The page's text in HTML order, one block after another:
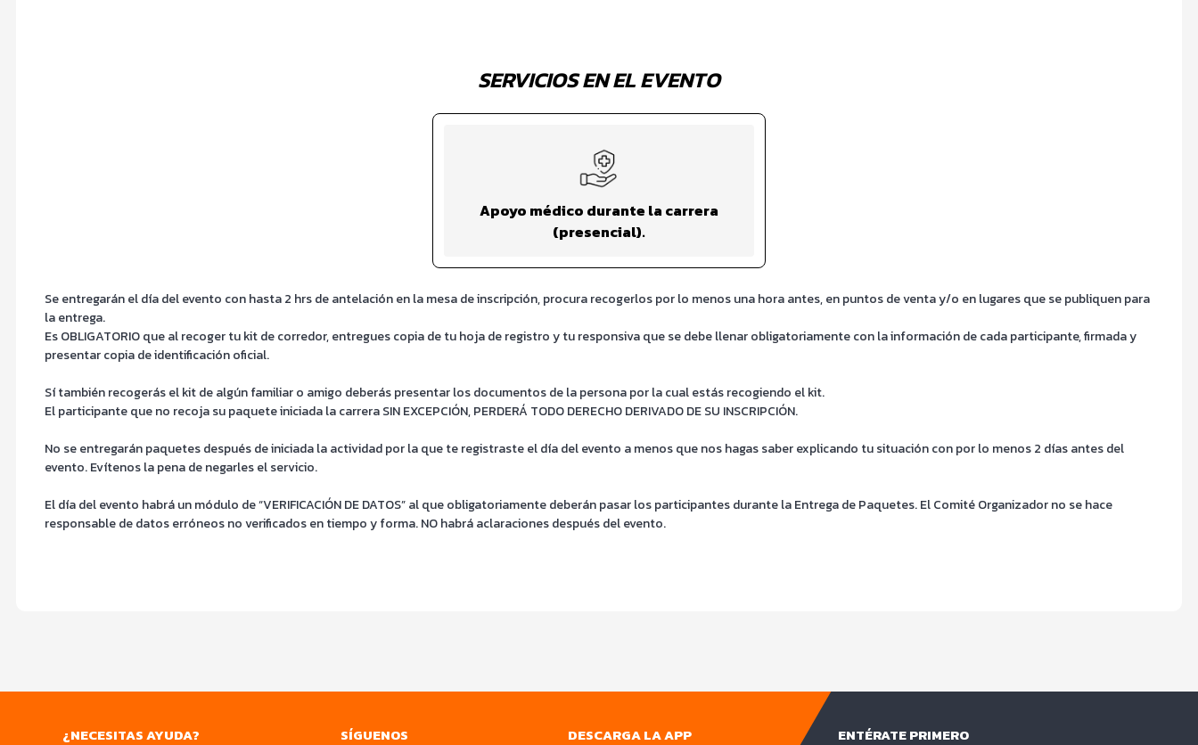
SERVICIOS EN EL EVENTO
Apoyo médico durante la carrera
(presencial).
Se entregarán el día del evento con hasta 2 hrs de antelación en la mesa de inscripción, procura recogerlos por lo menos una hora antes, en puntos de venta y/o en lugares que se publiquen para
la entrega.
Es OBLIGATORIO que al recoger tu kit de corredor, entregues copia de tu hoja de registro y tu responsiva que se debe llenar obligatoriamente con la información de cada participante, firmada y
presentar copia de identificación oficial.
Sí también recogerás el kit de algún familiar o amigo deberás presentar los documentos de la persona por la cual estás recogiendo el kit.
El participante que no recoja su paquete iniciada la carrera SIN EXCEPCIÓN, PERDERÁ TODO DERECHO DERIVADO DE SU INSCRIPCIÓN.
No se entregarán paquetes después de iniciada la actividad por la que te registraste el día del evento a menos que nos hagas saber explicando tu situación con por lo menos 2 días antes del
evento. Evítenos la pena de negarles el servicio.
El día del evento habrá un módulo de “VERIFICACIÓN DE DATOS” al que obligatoriamente deberán pasar los participantes durante la Entrega de Paquetes. El Comité Organizador no se hace
responsable de datos erróneos no verificados en tiempo y forma. NO habrá aclaraciones después del evento.
¿NECESITAS AYUDA? SÍGUENOS DESCARGA LA APP ENTÉRATE PRIMERO